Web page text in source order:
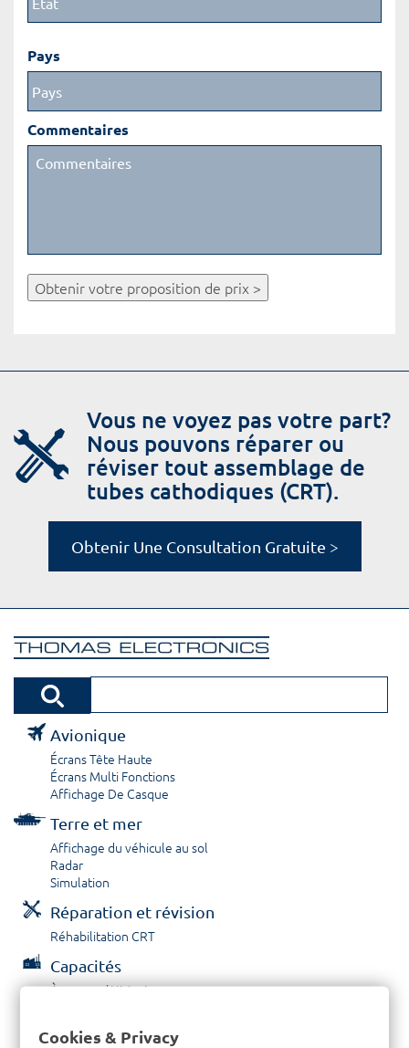
Pays
Commentaires
Obtenir votre proposition de prix >
Vous ne voyez pas votre part?
Nous pouvons réparer ou
réviser tout assemblage de
tubes cathodiques (CRT).
Obtenir Une Consultation Gratuite >
Avionique
Écrans Tête Haute
Écrans Multi Fonctions
Affichage De Casque
Terre et mer
Affichage du véhicule au sol
Radar
Simulation
Réparation et révision
Réhabilitation CRT
Capacités
À propos / Historique
Cookies & Privacy